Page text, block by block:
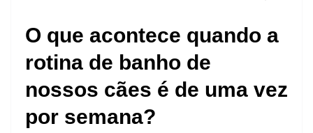
O que acontece quando a
rotina de banho de
nossos cães é de uma vez
por semana?